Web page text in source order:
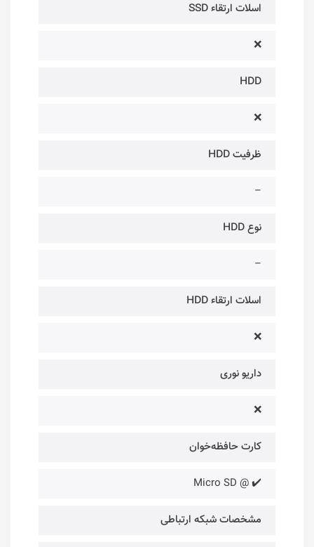
اسلات ارتقاء SSD
❌
HDD
❌
ظرفیت HDD
–
نوع HDD
–
اسلات ارتقاء HDD
❌
داریو نوری
❌
کارت حافظه‌خوان
✔️ @ Micro SD
مشخصات شبکه ارتباطی